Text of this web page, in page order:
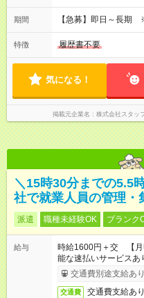
期間 【急募】即日～長期
特徴 履歴書不要
気になる！
掲載元企業名 株式会社スタッ
＼15時30分までの5.5
社で就業人員の管理・
派遣 職種未経験OK ブランク
給与
時給1600円＋交 【
能な速払いサービスあ
交通費別途支給あり
交通費 交通費支給あり